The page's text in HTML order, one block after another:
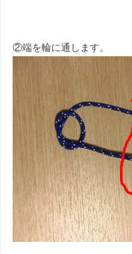
②端を輪に通します。